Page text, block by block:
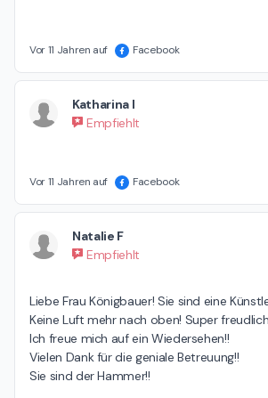
Vor 11 Jahren auf Facebook
Katharina I
Empfiehlt
Vor 11 Jahren auf Facebook
Natalie F
Empfiehlt
Liebe Frau Königbauer! Sie sind eine
Keine Luft mehr nach oben! Super
Ich freue mich auf ein Wiedersehen!!
Vielen Dank für die geniale Betreuung!!
Sie sind der Hammer!!